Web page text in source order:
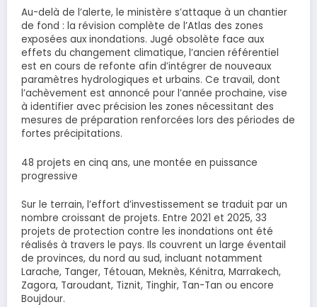
Au-delà de l’alerte, le ministère s’attaque à un chantier
de fond : la révision complète de l’Atlas des zones
exposées aux inondations. Jugé obsolète face aux
effets du changement climatique, l’ancien référentiel
est en cours de refonte afin d’intégrer de nouveaux
paramètres hydrologiques et urbains. Ce travail, dont
l’achèvement est annoncé pour l’année prochaine, vise
à identifier avec précision les zones nécessitant des
mesures de préparation renforcées lors des périodes de
fortes précipitations.
48 projets en cinq ans, une montée en puissance
progressive
Sur le terrain, l’effort d’investissement se traduit par un
nombre croissant de projets. Entre 2021 et 2025, 33
projets de protection contre les inondations ont été
réalisés à travers le pays. Ils couvrent un large éventail
de provinces, du nord au sud, incluant notamment
Larache, Tanger, Tétouan, Meknès, Kénitra, Marrakech,
Zagora, Taroudant, Tiznit, Tinghir, Tan-Tan ou encore
Boujdour.